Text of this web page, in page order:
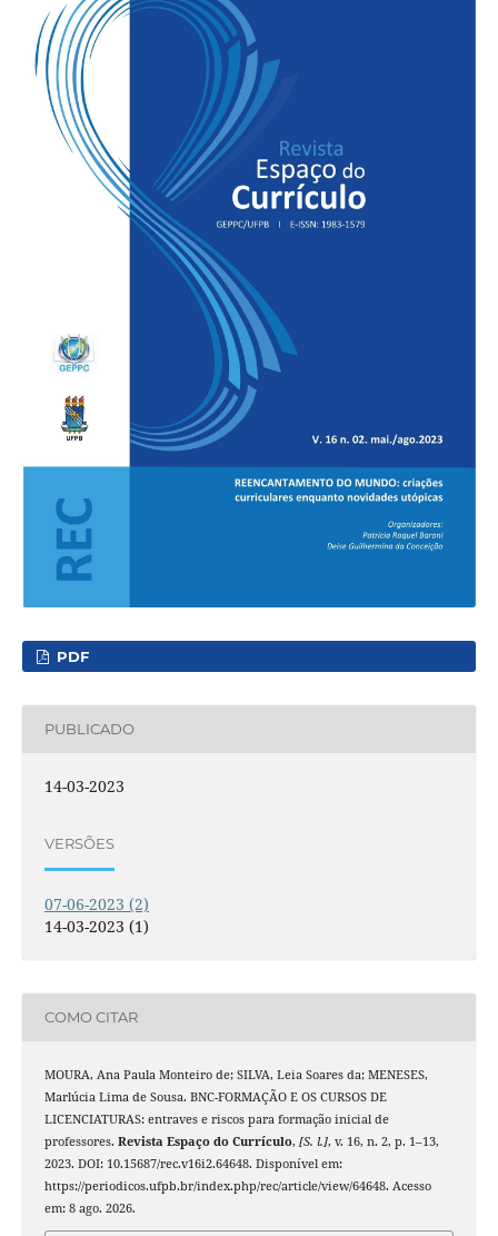
PDF
PUBLICADO
14-03-2023
VERSÕES
07-06-2023 (2)
14-03-2023 (1)
COMO CITAR
MOURA, Ana Paula Monteiro de; SILVA, Leia Soares da; MENESES,
Marlúcia Lima de Sousa. BNC-FORMAÇÃO E OS CURSOS DE
LICENCIATURAS: entraves e riscos para formação inicial de
professores. Revista Espaço do Currículo, [S. l.], v. 16, n. 2, p. 1–13,
2023. DOI: 10.15687/rec.v16i2.64648. Disponível em:
https://periodicos.ufpb.br/index.php/rec/article/view/64648. Acesso
em: 8 ago. 2026.